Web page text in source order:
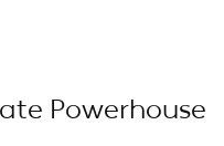
Powerhouse